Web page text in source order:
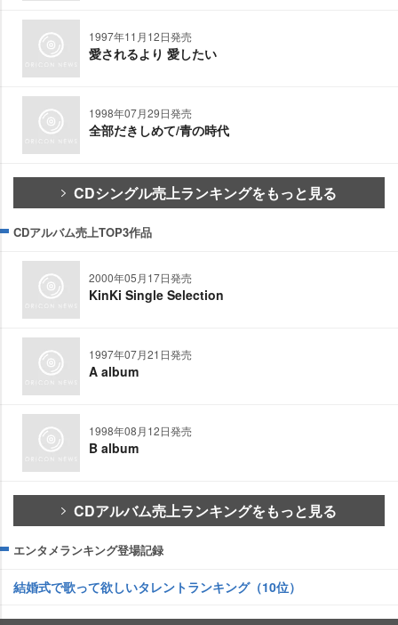
1997年11月12日発売
愛されるより 愛したい
1998年07月29日発売
全部だきしめて/青の時代
CDシングル売上ランキングをもっと見る
CDアルバム売上TOP3作品
2000年05月17日発売
KinKi Single Selection
1997年07月21日発売
A album
1998年08月12日発売
B album
CDアルバム売上ランキングをもっと見る
エンタメランキング登場記録
結婚式で歌って欲しいタレントランキング（10位）